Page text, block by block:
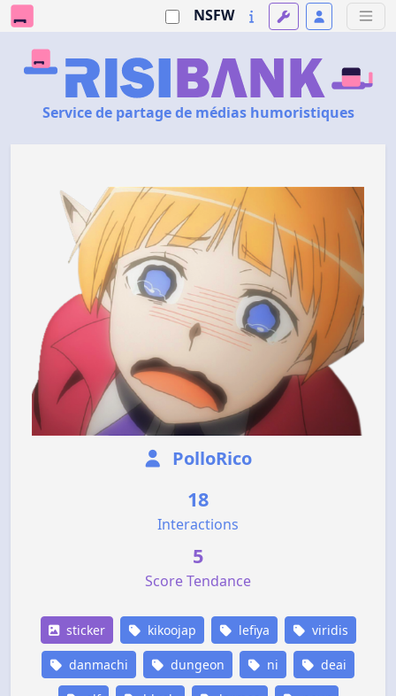
NSFW
Service de partage de médias humoristiques
PolloRico
18
Interactions
5
Score Tendance
sticker kikoojap lefiya viridis
danmachi dungeon ni deai